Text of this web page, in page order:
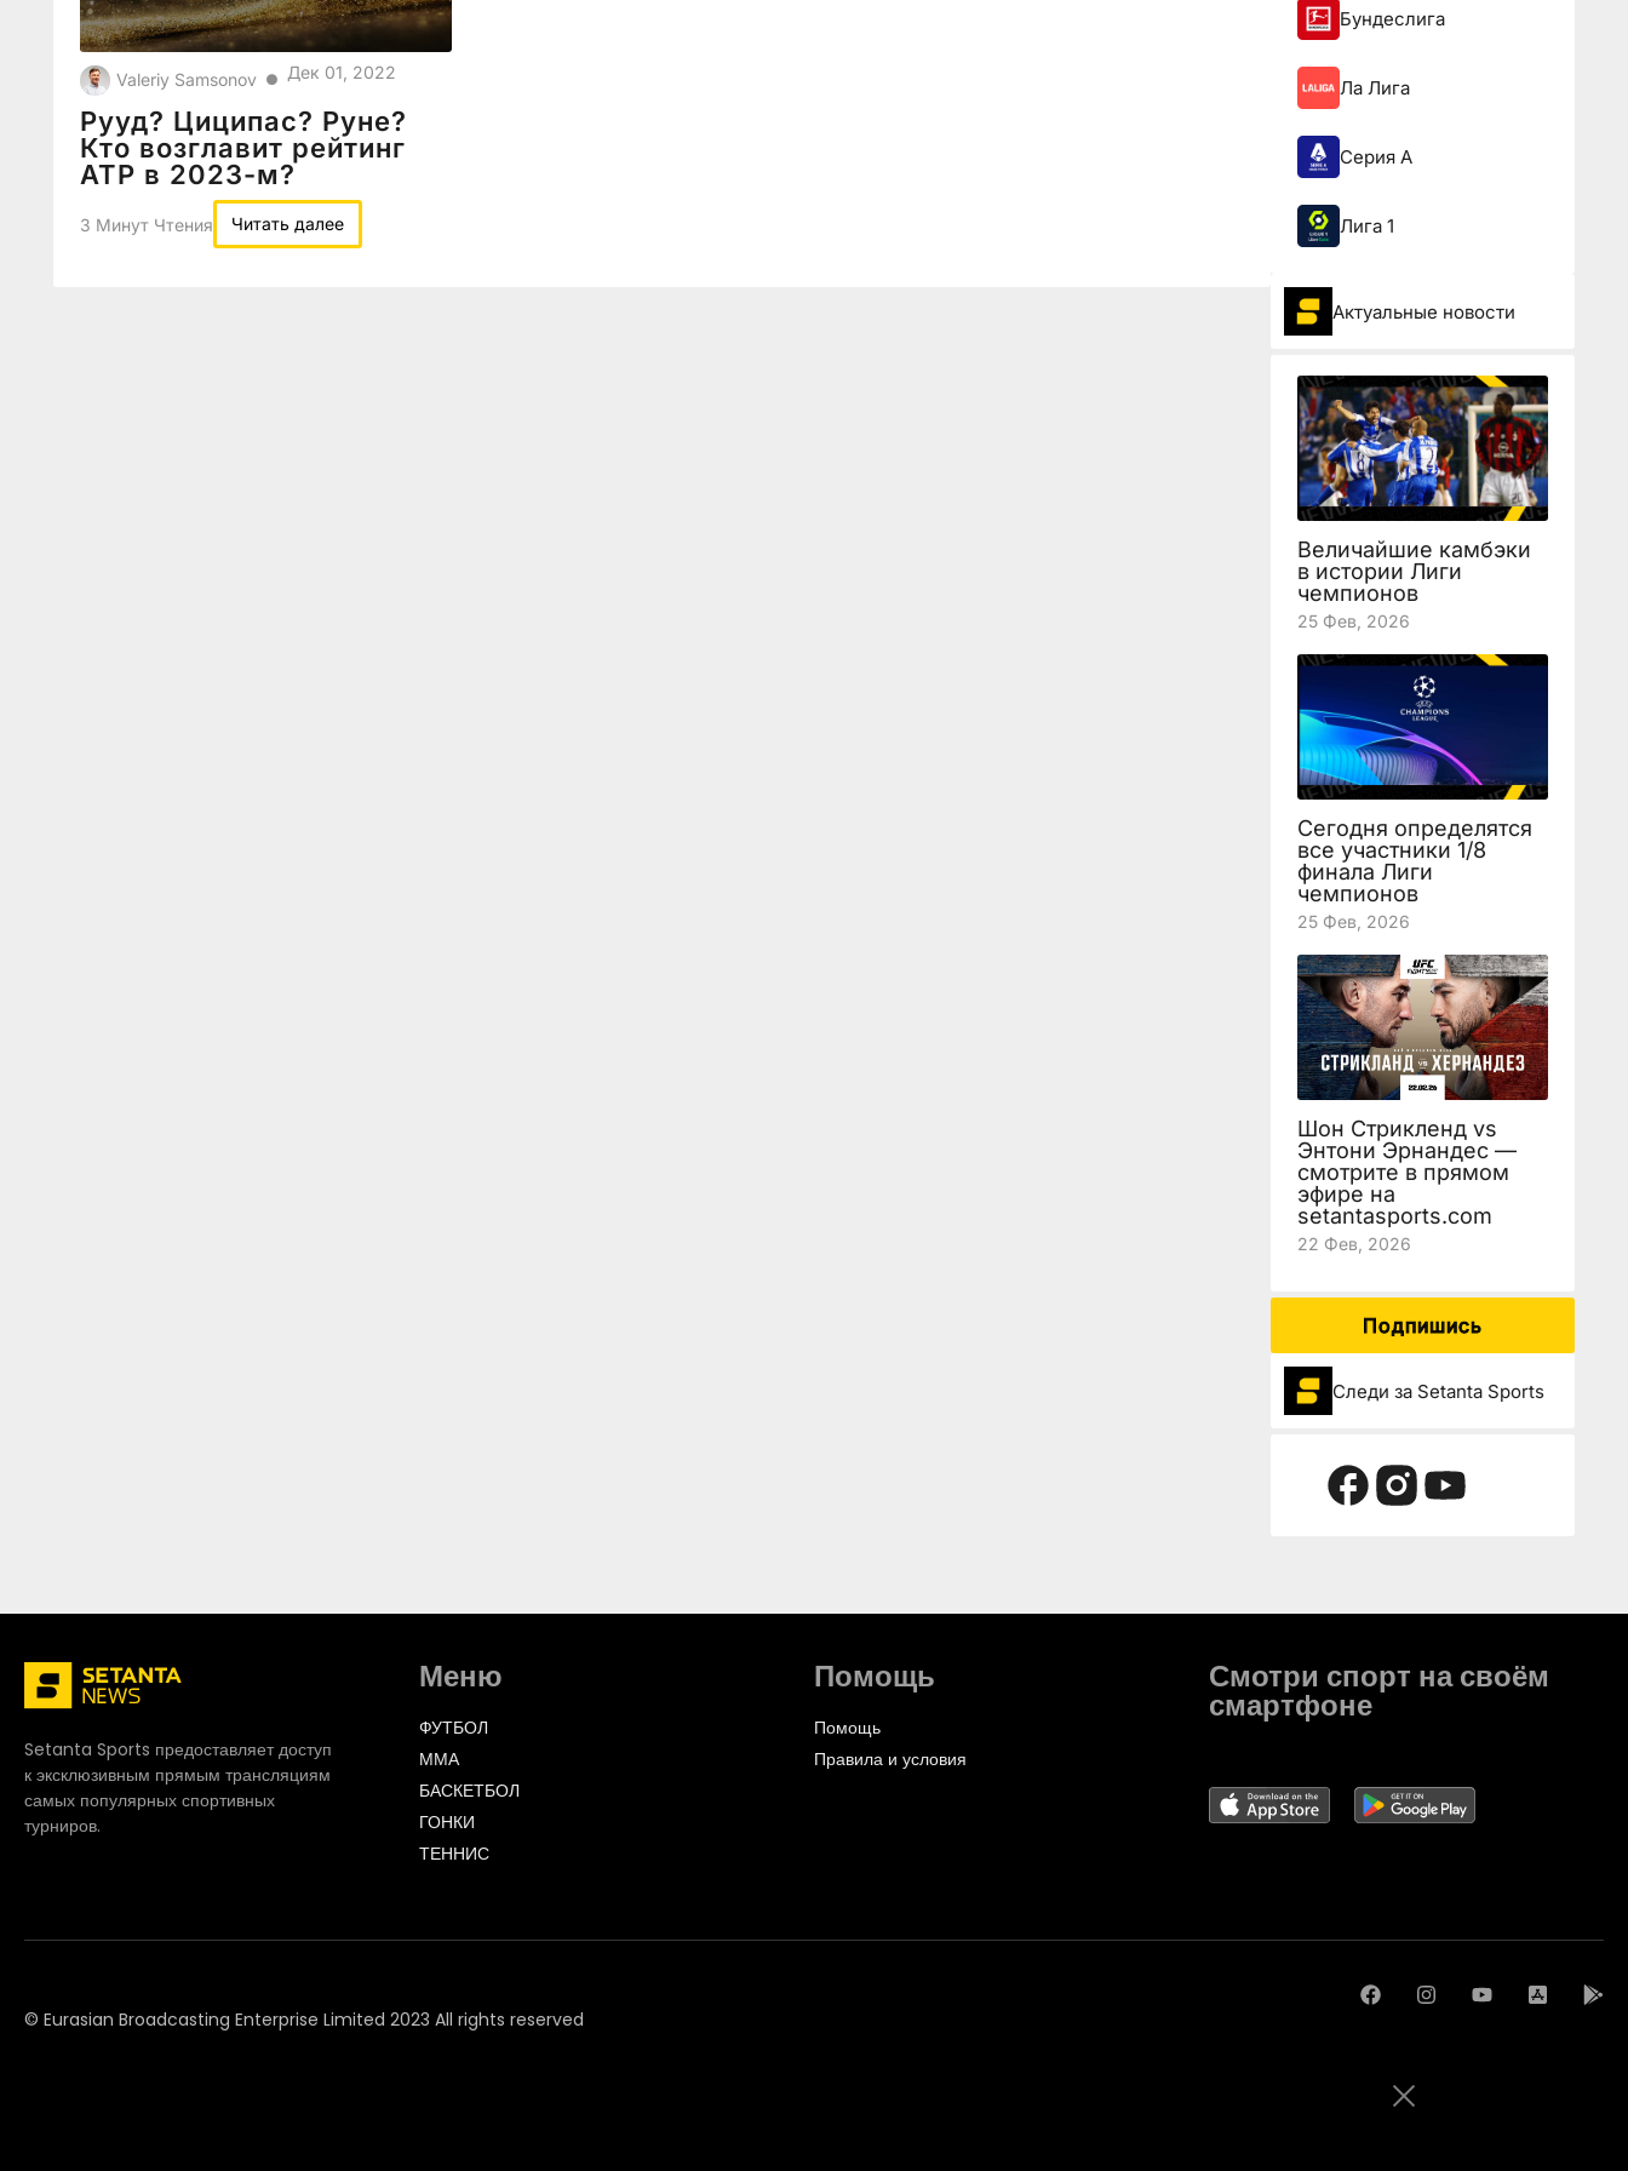
Valeriy Samsonov ● Дек 01, 2022
Рууд? Циципас? Руне?
Кто возглавит рейтинг
ATP в 2023-м?
3 Минут Чтения Читать далее
Бундеслига
Ла Лига
Серия А
Лига 1
Актуальные новости
Величайшие камбэки
в истории Лиги
чемпионов
25 Фев, 2026
Сегодня определятся
все участники 1/8
финала Лиги
чемпионов
25 Фев, 2026
Шон Стрикленд vs
Энтони Эрнандес —
смотрите в прямом
эфире на
setantasports.com
22 Фев, 2026
Подпишись
Следи за Setanta Sports
Setanta Sports предоставляет доступ
к эксклюзивным прямым трансляциям
самых популярных спортивных
турниров.
Меню
ФУТБОЛ
ММА
БАСКЕТБОЛ
ГОНКИ
ТЕННИС
Помощь
Помощь
Правила и условия
Смотри спорт на своём
смартфоне
© Eurasian Broadcasting Enterprise Limited 2023 All rights reserved